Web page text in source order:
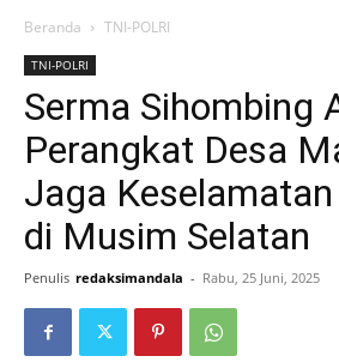
Beranda TNI-POLRI
TNI-POLRI
Serma Sihombing
Perangkat Desa
Jaga
di Musim Selatan
Penulis redaksimandala - Rabu, 25 Juni, 2025